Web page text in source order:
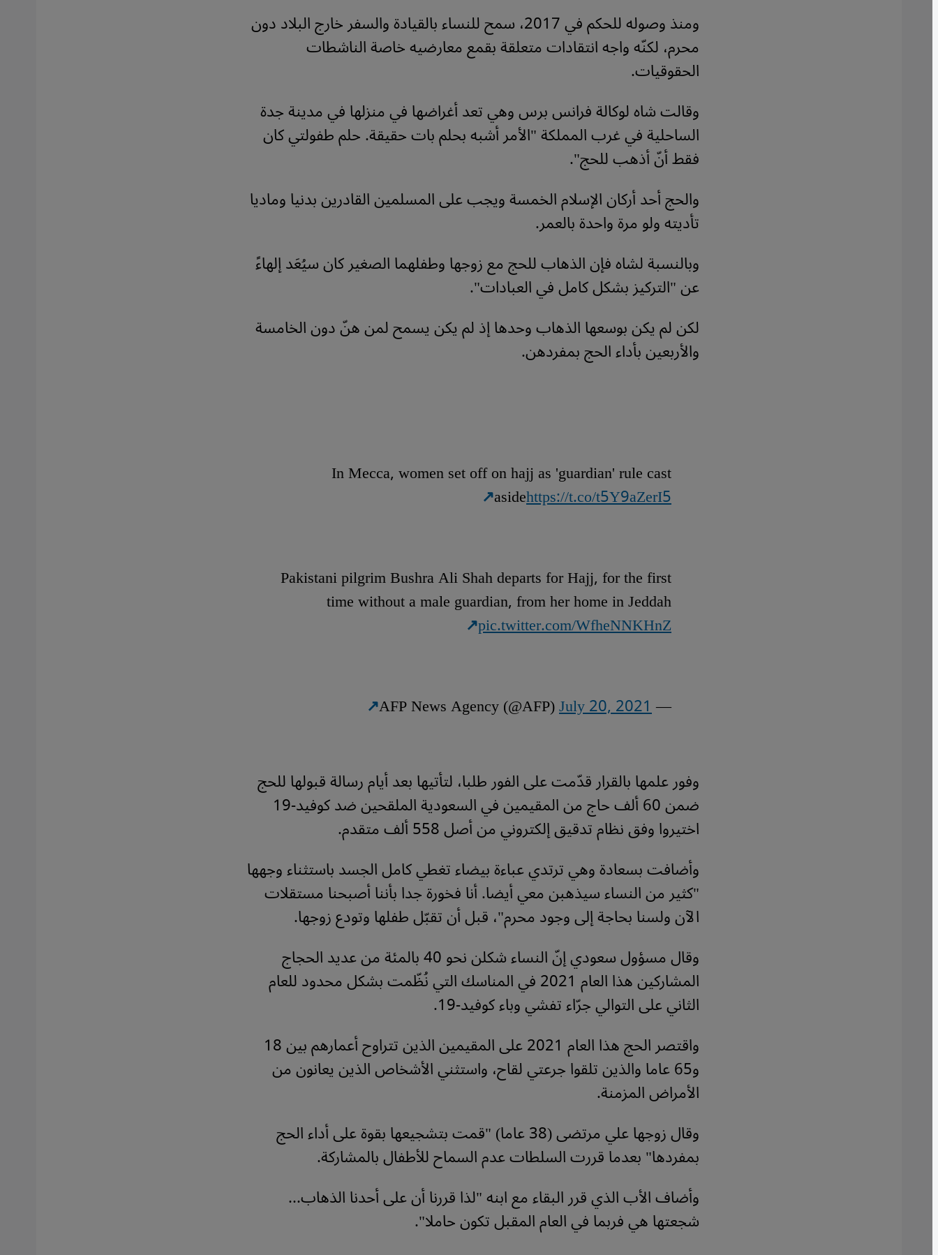
ومنذ وصوله للحكم في 2017، سمح للنساء بالقيادة والسفر خارج البلاد دون
محرم، لكنّه واجه انتقادات متعلقة بقمع معارضيه خاصة الناشطات
الحقوقيات.
وقالت شاه لوكالة فرانس برس وهي تعد أغراضها في منزلها في مدينة جدة
الساحلية في غرب المملكة "الأمر أشبه بحلم بات حقيقة. حلم طفولتي كان
فقط أنّ أذهب للحج".
والحج أحد أركان الإسلام الخمسة ويجب على المسلمين القادرين بدنيا وماديا
تأديته ولو مرة واحدة بالعمر.
وبالنسبة لشاه فإن الذهاب للحج مع زوجها وطفلهما الصغير كان سيُعَد إلهاءً
عن "التركيز بشكل كامل في العبادات".
لكن لم يكن بوسعها الذهاب وحدها إذ لم يكن يسمح لمن هنّ دون الخامسة
والأربعين بأداء الحج بمفردهن.
In Mecca, women set off on hajj as 'guardian' rule cast
asidehttps://t.co/t5Y9aZerI5
Pakistani pilgrim Bushra Ali Shah departs for Hajj, for the first
time without a male guardian, from her home in Jeddah
pic.twitter.com/WfheNNKHnZ
— AFP News Agency (@AFP)
July 20, 2021
وفور علمها بالقرار قدّمت على الفور طلبا، لتأتيها بعد أيام رسالة قبولها للحج
ضمن 60 ألف حاج من المقيمين في السعودية الملقحين ضد كوفيد-19
اختيروا وفق نظام تدقيق إلكتروني من أصل 558 ألف متقدم.
وأضافت بسعادة وهي ترتدي عباءة بيضاء تغطي كامل الجسد باستثناء وجهها
"كثير من النساء سيذهبن معي أيضا. أنا فخورة جدا بأننا أصبحنا مستقلات
الآن ولسنا بحاجة إلى وجود محرم"، قبل أن تقبّل طفلها وتودع زوجها.
وقال مسؤول سعودي إنّ النساء شكلن نحو 40 بالمئة من عديد الحجاج
المشاركين هذا العام 2021 في المناسك التي نُظّمت بشكل محدود للعام
الثاني على التوالي جرّاء تفشي وباء كوفيد-19.
واقتصر الحج هذا العام 2021 على المقيمين الذين تتراوح أعمارهم بين 18
و65 عاما والذين تلقوا جرعتي لقاح، واستثني الأشخاص الذين يعانون من
الأمراض المزمنة.
وقال زوجها علي مرتضى (38 عاما) "قمت بتشجيعها بقوة على أداء الحج
بمفردها" بعدما قررت السلطات عدم السماح للأطفال بالمشاركة.
وأضاف الأب الذي قرر البقاء مع ابنه "لذا قررنا أن على أحدنا الذهاب...
شجعتها هي فربما في العام المقبل تكون حاملا".